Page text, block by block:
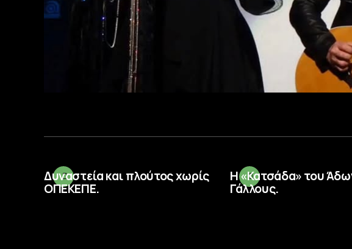
Δυναστεία και πλούτος χωρίς
ΟΠΕΚΕΠΕ.
Η «Κατσάδα» του
Γάλλους.